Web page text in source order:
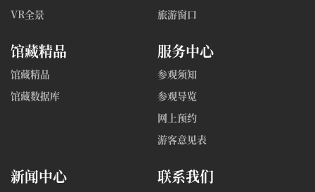
VR全景
旅游窗口
馆藏精品
馆藏精品
馆藏数据库
服务中心
参观须知
参观导览
网上预约
游客意见表
新闻中心
联系我们